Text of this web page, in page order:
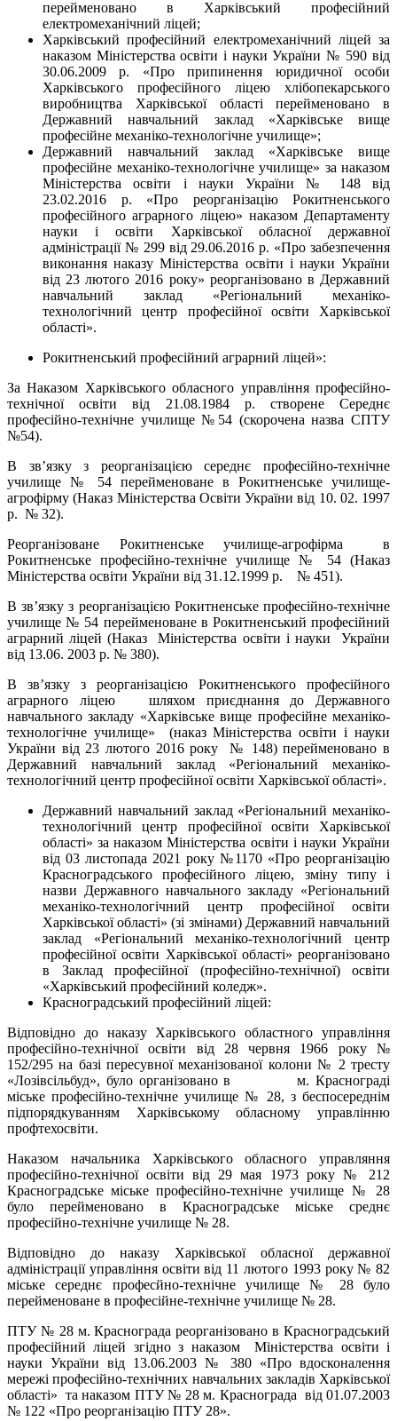
перейменовано в Харківський професійний
електромеханічний ліцей;
Харківський професійний електромеханічний ліцей за
наказом Міністерства освіти і науки України № 590 від
30.06.2009 р. «Про припинення юридичної особи
Харківського професійного ліцею хлібопекарського
виробництва Харківської області перейменовано в
Державний навчальний заклад «Харківське вище
професійне механіко-технологічне училище»;
Державний навчальний заклад «Харківське вище
професійне механіко-технологічне училище» за наказом
Міністерства освіти і науки України № 148 від
23.02.2016 р. «Про реорганізацію Рокитненського
професійного аграрного ліцею» наказом Департаменту
науки і освіти Харківської обласної державної
адміністрації № 299 від 29.06.2016 р. «Про забезпечення
виконання наказу Міністерства освіти і науки України
від 23 лютого 2016 року» реорганізовано в Державний
навчальний заклад «Регіональний механіко-
технологічний центр професійної освіти Харківської
області».
Рокитненський професійний аграрний ліцей»:
За Наказом Харківського обласного управління професійно-
технічної освіти від 21.08.1984 р. створене Середнє
професійно-технічне училище №54 (скорочена назва СПТУ
№54).
В зв’язку з реорганізацією середнє професійно-технічне
училище № 54 перейменоване в Рокитненське училище-
агрофірму (Наказ Міністерства Освіти України від 10. 02. 1997
р. № 32).
Реорганізоване Рокитненське училище-агрофірма в
Рокитненське професійно-технічне училище № 54 (Наказ
Міністерства освіти України від 31.12.1999 р. № 451).
В зв’язку з реорганізацією Рокитненське професійно-технічне
училище № 54 перейменоване в Рокитненський професійний
аграрний ліцей (Наказ Міністерства освіти і науки України
від 13.06. 2003 р. № 380).
В зв’язку з реорганізацією Рокитненського професійного
аграрного ліцею шляхом приєднання до Державного
навчального закладу «Харківське вище професійне механіко-
технологічне училище» (наказ Міністерства освіти і науки
України від 23 лютого 2016 року № 148) перейменовано в
Державний навчальний заклад «Регіональний механіко-
технологічний центр професійної освіти Харківської області».
Державний навчальний заклад «Регіональний механіко-
технологічний центр професійної освіти Харківської
області» за наказом Міністерства освіти і науки України
від 03 листопада 2021 року №1170 «Про реорганізацію
Красноградського професійного ліцею, зміну типу і
назви Державного навчального закладу «Регіональний
механіко-технологічний центр професійної освіти
Харківської області» (зі змінами) Державний навчальний
заклад «Регіональний механіко-технологічний центр
професійної освіти Харківської області» реорганізовано
в Заклад професійної (професійно-технічної) освіти
«Харківський професійний коледж».
Красноградський професійний ліцей:
Відповідно до наказу Харківського областного управління
професійно-технічної освіти від 28 червня 1966 року №
152/295 на базі пересувної механізованої колони № 2 тресту
«Лозівсільбуд», було організовано в м. Краснограді
міське професійно-технічне училище № 28, з беспосереднім
підпорядкуванням Харківському обласному управлінню
профтехосвіти.
Наказом начальника Харківського обласного управляння
професійно-технічної освіти від 29 мая 1973 року № 212
Красноградське міське професійно-технічне училище № 28
було перейменовано в Красноградське міське среднє
професійно-технічне училище № 28.
Відповідно до наказу Харківської обласної державної
адміністрації управління освіти від 11 лютого 1993 року № 82
міське середнє професйно-технічне училище № 28 було
перейменоване в професійне-технічне училище № 28.
ПТУ № 28 м. Краснограда реорганізовано в Красноградський
професійний ліцей згідно з наказом Міністерства освіти і
науки України від 13.06.2003 № 380 «Про вдосконалення
мережі професійно-технічних навчальних закладів Харківської
області» та наказом ПТУ № 28 м. Краснограда від 01.07.2003
№ 122 «Про реорганізацію ПТУ 28».